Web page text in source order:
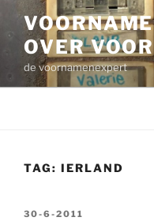
inhoud
OVER
de voornamenexpert
TAG: IERLAND
GEPLAATST
30-6-2011